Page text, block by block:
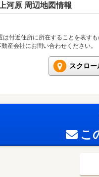
河原 周辺地図情報
付近住所に所在することを表す
産会社にお問い合わせください。
スクロ
こ